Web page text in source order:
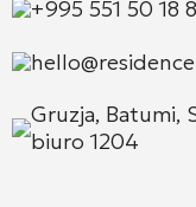
+995 551 50 18
Gruzja, Batumi,
biuro 1204